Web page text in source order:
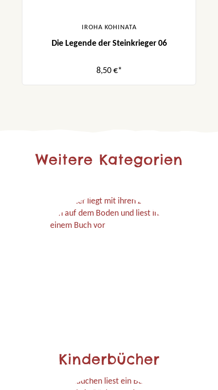
IROHA KOHINATA
Die Legende der Steinkrieger 06
8,50 €*
Weitere Kategorien
Kinderbücher